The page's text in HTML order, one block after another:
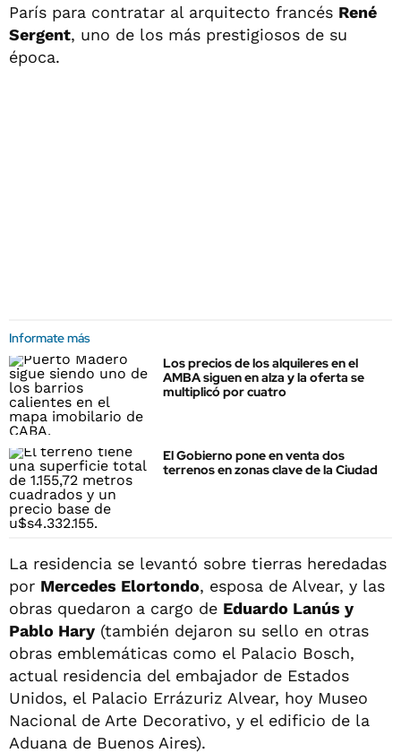
París para contratar al arquitecto francés René
Sergent, uno de los más prestigiosos de su
época.
Informate más
Los precios de los alquileres en el
AMBA siguen en alza y la oferta se
multiplicó por cuatro
El Gobierno pone en venta dos
terrenos en zonas clave de la Ciudad
La residencia se levantó sobre tierras heredadas
por Mercedes Elortondo, esposa de Alvear, y las
obras quedaron a cargo de Eduardo Lanús y
Pablo Hary (también dejaron su sello en otras
obras emblemáticas como el Palacio Bosch,
actual residencia del embajador de Estados
Unidos, el Palacio Errázuriz Alvear, hoy Museo
Nacional de Arte Decorativo, y el edificio de la
Aduana de Buenos Aires).